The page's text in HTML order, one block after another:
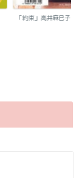
「約束」高井麻巳子